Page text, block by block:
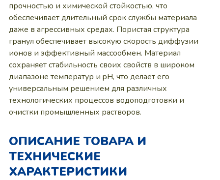
прочностью и химической стойкостью, что
обеспечивает длительный срок службы материала
даже в агрессивных средах. Пористая структура
гранул обеспечивает высокую скорость диффузии
ионов и эффективный массообмен. Материал
сохраняет стабильность своих свойств в широком
диапазоне температур и pH, что делает его
универсальным решением для различных
технологических процессов водоподготовки и
очистки промышленных растворов.
ОПИСАНИЕ ТОВАРА И
ТЕХНИЧЕСКИЕ
ХАРАКТЕРИСТИКИ